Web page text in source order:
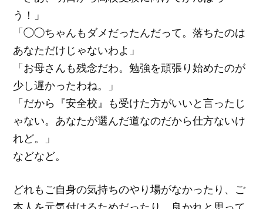
う！」
「◯◯ちゃんもダメだったんだって。落ちたのは
あなただけじゃないわよ」
「お母さんも残念だわ。勉強を頑張り始めたのが
少し遅かったわね。」
「だから『安全校』も受けた方がいいと言ったじ
ゃない。あなたが選んだ道なのだから仕方ないけ
れど。」
などなど。
どれもご自身の気持ちのやり場がなかったり、ご